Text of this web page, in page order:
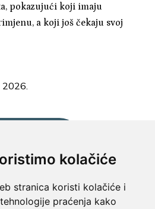
kolačiće
stranica koristi kolačiće i
praćenja kako
pokazujući koji imaju
a koji još čekaju svoj